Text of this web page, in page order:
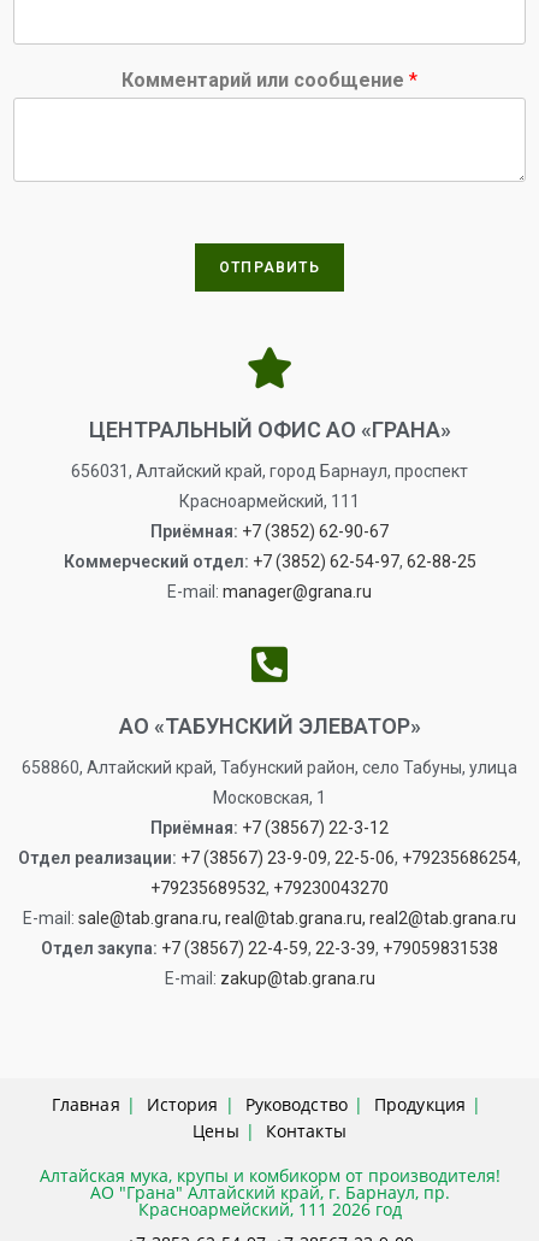
Комментарий или сообщение *
ОТПРАВИТЬ
ЦЕНТРАЛЬНЫЙ ОФИС АО «ГРАНА»
656031, Алтайский край, город Барнаул, проспект
Красноармейский, 111
Приёмная: +7 (3852) 62-90-67
Коммерческий отдел: +7 (3852) 62-54-97, 62-88-25
E-mail: manager@grana.ru
АО «ТАБУНСКИЙ ЭЛЕВАТОР»
658860, Алтайский край, Табунский район, село Табуны, улица
Московская, 1
Приёмная: +7 (38567) 22-3-12
Отдел реализации: +7 (38567) 23-9-09, 22-5-06, +79235686254,
+79235689532, +79230043270
Е-mail: sale@tab.grana.ru, real@tab.grana.ru, real2@tab.grana.ru
Отдел закупа: +7 (38567) 22-4-59, 22-3-39, +79059831538
Е-mail: zakup@tab.grana.ru
Главная История Руководство
Продукция
Цены
Контакты
Алтайская мука, крупы и комбикорм от производителя!
АО "Грана" Алтайский край, г. Барнаул, пр.
Красноармейский, 111 2026 год